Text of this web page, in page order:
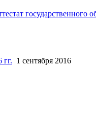
государственного
гг. 1 сентября 2016